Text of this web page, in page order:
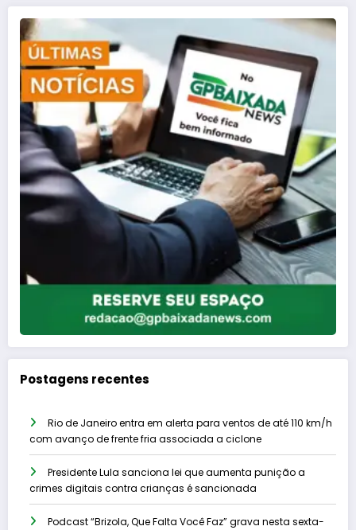
Postagens recentes
Rio de Janeiro entra em alerta para ventos de até 110 km/h
com avanço de frente fria associada a ciclone
Presidente Lula sanciona lei que aumenta punição a
crimes digitais contra crianças é sancionada
Podcast “Brizola, Que Falta Você Faz” grava nesta sexta-